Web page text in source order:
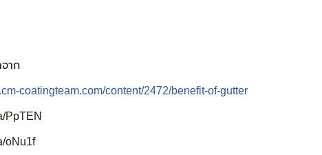
าก
coatingteam.com/content/2472/benefit-of-gutter
PpTEN
oNu1f